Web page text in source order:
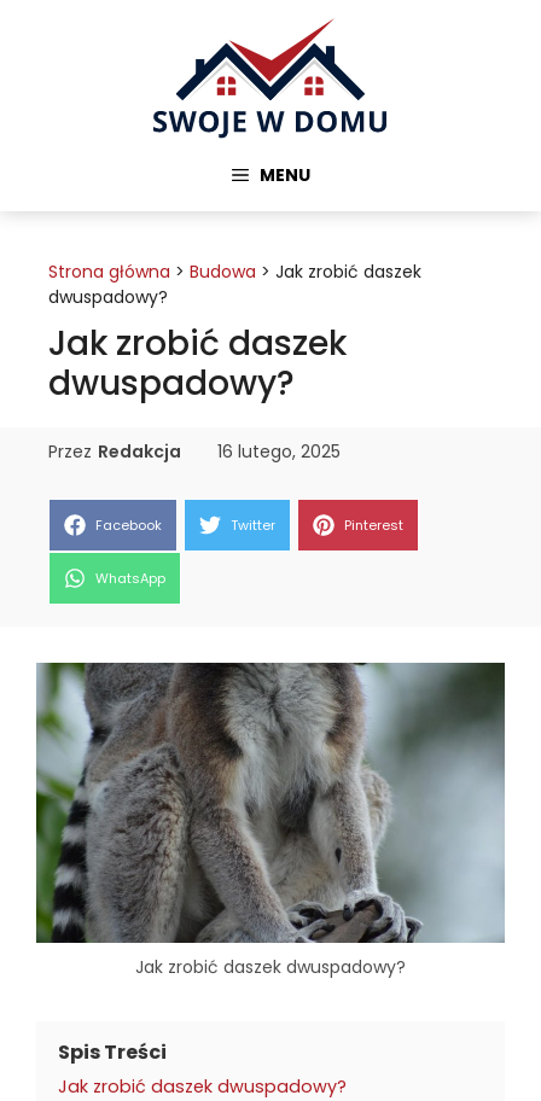
MENU
Strona główna > Budowa > Jak zrobić daszek
dwuspadowy?
Jak zrobić daszek
dwuspadowy?
Przez Redakcja 16 lutego, 2025
Share
on
Facebook Share
on
Twitter Share
on
Pinterest
Share
on
WhatsApp
Jak zrobić daszek dwuspadowy?
Spis Treści
Jak zrobić daszek dwuspadowy?